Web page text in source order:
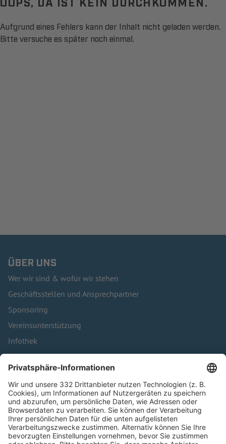
Aufgrund eines Fehlers kann der Inhalt nicht geladen werden.
Bitte versuche es später noch einmal.
ÜBER UNS
Wer wir sind & wofür wir stehen
Geschäftsstellen und Ansprechpartner
Sponsoring
Vereinsunterstützung
Infothek
Kontakt
HÄUFIG BESUCHTE SEITEN
Pässe und Vereinswechsel
Trainerausbildung
Schulungsangebot Vereinsmitarbeiter